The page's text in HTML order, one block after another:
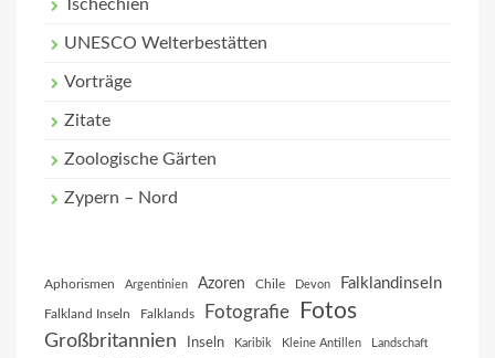
Tschechien
UNESCO Welterbestätten
Vorträge
Zitate
Zoologische Gärten
Zypern – Nord
Aphorismen Argentinien Azoren Chile Devon Falklandinseln
Falkland Inseln Falklands Fotografie Fotos
Großbritannien Inseln Karibik Kleine Antillen Landschaft